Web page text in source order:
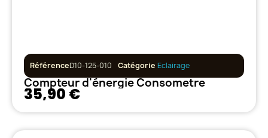
RéférenceD10-125-010 Catégorie Eclairage
Compteur d'énergie Consometre
35,90 €